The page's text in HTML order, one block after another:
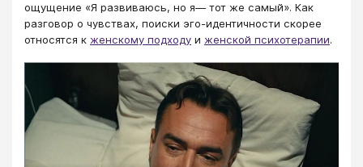
ощущение «Я развиваюсь, но я— тот же самый». Как
разговор о чувствах, поиски эго-идентичности скорее
относятся к женскому подходу и женской психотерапии.